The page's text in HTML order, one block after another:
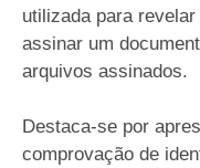
utilizada para
assinar um
arquivos assinados.
Destaca-se por
comprovação de